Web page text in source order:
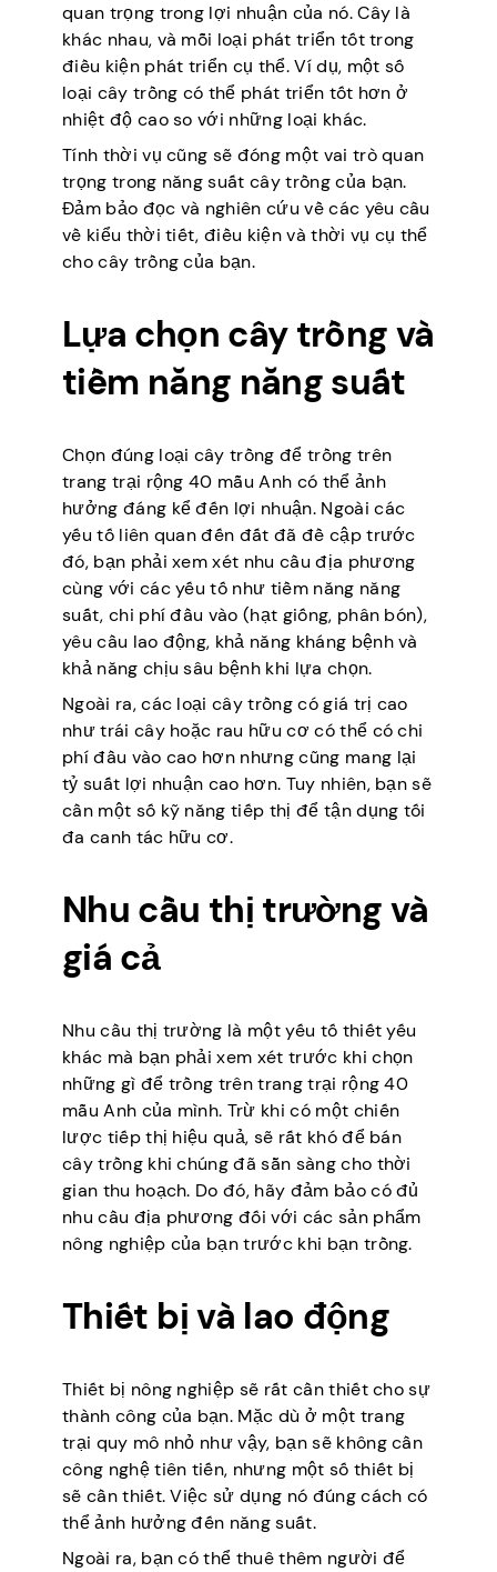
quan trọng trong lợi nhuận của nó. Cây là
khác nhau, và mỗi loại phát triển tốt trong
điều kiện phát triển cụ thể. Ví dụ, một số
loại cây trồng có thể phát triển tốt hơn ở
nhiệt độ cao so với những loại khác.
Tính thời vụ cũng sẽ đóng một vai trò quan
trọng trong năng suất cây trồng của bạn.
Đảm bảo đọc và nghiên cứu về các yêu cầu
về kiểu thời tiết, điều kiện và thời vụ cụ thể
cho cây trồng của bạn.
Lựa chọn cây trồng và
tiềm năng năng suất
Chọn đúng loại cây trồng để trồng trên
trang trại rộng 40 mẫu Anh có thể ảnh
hưởng đáng kể đến lợi nhuận. Ngoài các
yếu tố liên quan đến đất đã đề cập trước
đó, bạn phải xem xét nhu cầu địa phương
cùng với các yếu tố như tiềm năng năng
suất, chi phí đầu vào (hạt giống, phân bón),
yêu cầu lao động, khả năng kháng bệnh và
khả năng chịu sâu bệnh khi lựa chọn.
Ngoài ra, các loại cây trồng có giá trị cao
như trái cây hoặc rau hữu cơ có thể có chi
phí đầu vào cao hơn nhưng cũng mang lại
tỷ suất lợi nhuận cao hơn. Tuy nhiên, bạn sẽ
cần một số kỹ năng tiếp thị để tận dụng tối
đa canh tác hữu cơ.
Nhu cầu thị trường và
giá cả
Nhu cầu thị trường là một yếu tố thiết yếu
khác mà bạn phải xem xét trước khi chọn
những gì để trồng trên trang trại rộng 40
mẫu Anh của mình. Trừ khi có một chiến
lược tiếp thị hiệu quả, sẽ rất khó để bán
cây trồng khi chúng đã sẵn sàng cho thời
gian thu hoạch. Do đó, hãy đảm bảo có đủ
nhu cầu địa phương đối với các sản phẩm
nông nghiệp của bạn trước khi bạn trồng.
Thiết bị và lao động
Thiết bị nông nghiệp sẽ rất cần thiết cho sự
thành công của bạn. Mặc dù ở một trang
trại quy mô nhỏ như vậy, bạn sẽ không cần
công nghệ tiên tiến, nhưng một số thiết bị
sẽ cần thiết. Việc sử dụng nó đúng cách có
thể ảnh hưởng đến năng suất.
Ngoài ra, bạn có thể thuê thêm người để